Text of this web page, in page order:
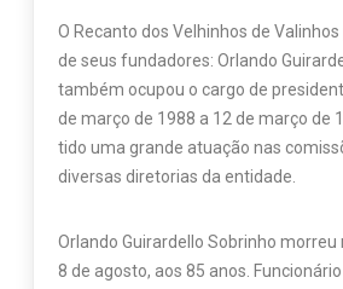
O Recanto dos Velhinhos de
de seus fundadores: Orlando
também ocupou o cargo de
de março de 1988 a 12 de março de
tido uma grande atuação nas
diversas diretorias da entidade.
Orlando Guirardello Sobrinho
8 de agosto, aos 85 anos.